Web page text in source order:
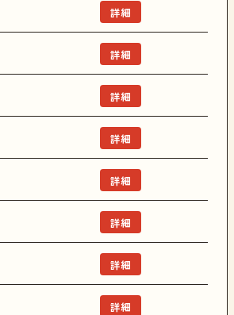
詳細
詳細
詳細
詳細
詳細
詳細
詳細
詳細